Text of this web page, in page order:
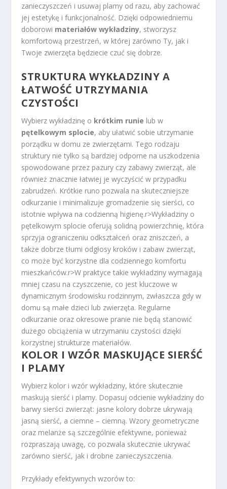
zanieczyszczeń i usuwaj plamy od razu, aby zachować
jej estetykę i funkcjonalność. Dzięki odpowiedniemu
doborowi materiałów wykładziny, stworzysz
komfortową przestrzeń, w której zarówno Ty, jak i
Twoje zwierzęta będziecie czuć się dobrze.
STRUKTURA WYKŁADZINY A
ŁATWOŚĆ UTRZYMANIA
CZYSTOŚCI
Wybierz wykładzinę o krótkim runie lub w
pętelkowym splocie, aby ułatwić sobie utrzymanie
porządku w domu ze zwierzętami. Tego rodzaju
struktury nie tylko są bardziej odporne na uszkodzenia
spowodowane przez pazury czy zabawy zwierząt, ale
również znacznie łatwiej je wyczyścić w przypadku
zabrudzeń. Krótkie runo pozwala na skuteczniejsze
odkurzanie i minimalizuje gromadzenie się sierści, co
istotnie wpływa na codzienną higienę.r>Wykładziny o
pętelkowym splocie oferują solidną powierzchnię, która
sprzyja ograniczeniu odkształceń oraz zniszczeń, a
także dobrze tłumi odgłosy kroków i zabaw zwierząt,
co może być korzystne dla codziennego komfortu
mieszkańców.r>W praktyce takie wykładziny wymagają
mniej czasu na czyszczenie, co jest kluczowe w
dynamicznym środowisku rodzinnym, zwłaszcza gdy w
domu są małe dzieci lub zwierzęta. Regularne
odkurzanie oraz okresowe pranie nie będą stanowić
dużego obciążenia w utrzymaniu czystości dzięki
korzystnej strukturze materiałów.
KOLOR I WZÓR MASKUJĄCE SIERŚĆ
I PLAMY
Wybierz kolor i wzór wykładziny, które skutecznie
maskują sierść i plamy. Dopasuj odcienie wykładziny do
barwy sierści zwierząt: jasne kolory dobrze ukrywają
jasną sierść, a ciemne – ciemną. Wzory geometryczne
oraz melanże są szczególnie efektywne, ponieważ
rozpraszają uwagę, co pozwala skutecznie ukrywać
zarówno sierść, jak i drobne zanieczyszczenia.
Przykłady efektywnych wzorów to: